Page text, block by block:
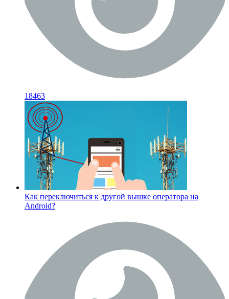
18463
Как переключиться к другой вышке оператора на
Android?